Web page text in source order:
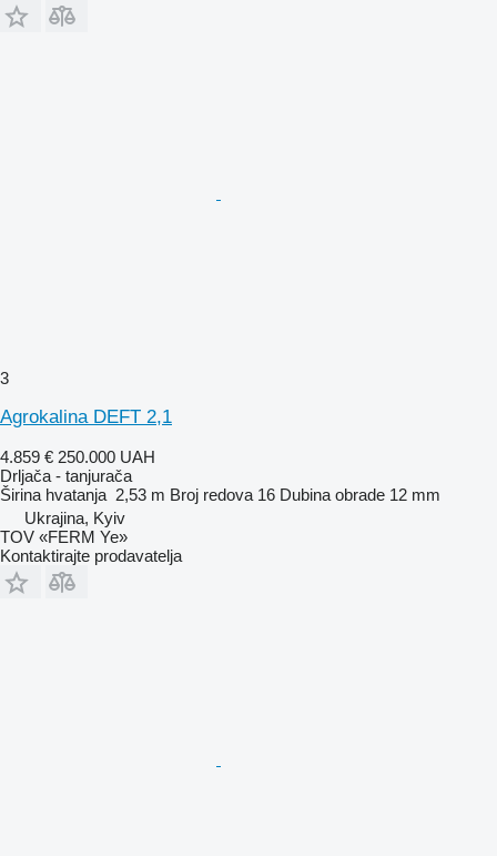
3
Agrokalina DEFT 2,1
4.859 € 250.000 UAH
Drljača - tanjurača
Širina hvatanja 2,53 m Broj redova 16 Dubina obrade 12 mm
Ukrajina, Kyiv
TOV «FERM Ye»
Kontaktirajte prodavatelja